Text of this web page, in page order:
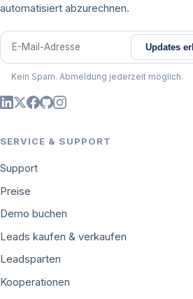
automatisiert abzurechnen.
E-Mail-Adresse
Updates
Kein Spam. Abmeldung jederzeit möglich.
SERVICE & SUPPORT
Support
Preise
Demo buchen
Leads kaufen & verkaufen
Leadsparten
Kooperationen